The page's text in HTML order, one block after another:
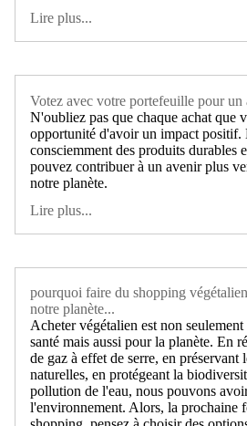
Lire plus...
Votez avec votre portefeuille pour un
N'oubliez pas que chaque achat que
opportunité d'avoir un impact positif.
consciemment des produits durables
pouvez contribuer à un avenir plus
notre planète.
Lire plus...
pourquoi faire du shopping
notre planète...
Acheter végétalien est non
santé mais aussi pour la planète. En
de gaz à effet de serre, en préservant
naturelles, en protégeant la
pollution de l'eau, nous pouvons
l'environnement. Alors, la prochaine